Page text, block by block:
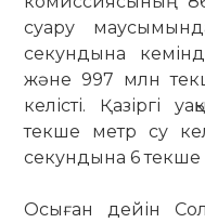
суару
секундына
және 997 млн
келісті. Қазіргі
текше метр су
секундына 6 текше
Осыған дейін